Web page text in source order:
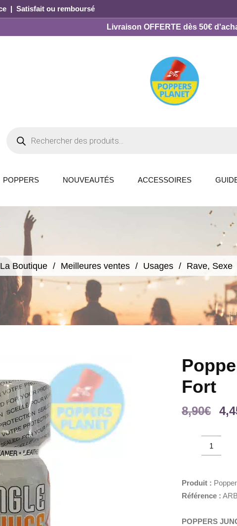
| Satisfait ou remboursé
Livraison OFFERTE dès 50€
POPPERS NOUVEAUTÉS ACCESSOIRES
La Boutique Meilleures ventes Usages Rave, Sexe
Fort
8,90€
Le
Poppers
Jungle
13ml
Très
quantity
Produit :
Référence :
POPPERS